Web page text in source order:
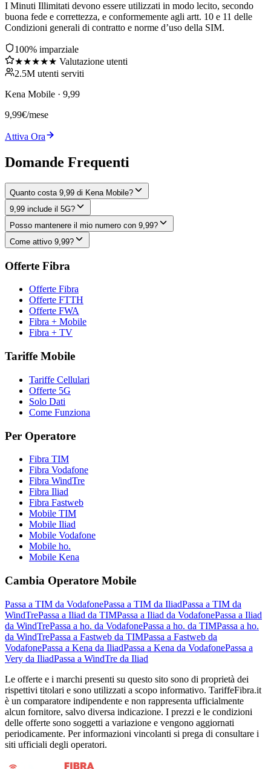
I Minuti Illimitati devono essere utilizzati in modo lecito, secondo
buona fede e correttezza, e conformemente agli artt. 10 e 11 delle
Condizioni generali di contratto e norme d’uso della SIM.
100% imparziale
★★★★★ Valutazione utenti
2.5M utenti serviti
Kena Mobile · 9,99
9,99€/mese
Attiva Ora
Domande Frequenti
Quanto costa 9,99 di Kena Mobile?
9,99 include il 5G?
Posso mantenere il mio numero con 9,99?
Come attivo 9,99?
Offerte Fibra
Offerte Fibra
Offerte FTTH
Offerte FWA
Fibra + Mobile
Fibra + TV
Tariffe Mobile
Tariffe Cellulari
Offerte 5G
Solo Dati
Come Funziona
Per Operatore
Fibra TIM
Fibra Vodafone
Fibra WindTre
Fibra Iliad
Fibra Fastweb
Mobile TIM
Mobile Iliad
Mobile Vodafone
Mobile ho.
Mobile Kena
Cambia Operatore Mobile
Passa a TIM da VodafonePassa a TIM da IliadPassa a TIM da
WindTrePassa a Iliad da TIMPassa a Iliad da VodafonePassa a Iliad
da WindTrePassa a ho. da VodafonePassa a ho. da TIMPassa a ho.
da WindTrePassa a Fastweb da TIMPassa a Fastweb da
VodafonePassa a Kena da IliadPassa a Kena da VodafonePassa a
Very da IliadPassa a WindTre da Iliad
Le offerte e i marchi presenti su questo sito sono di proprietà dei
rispettivi titolari e sono utilizzati a scopo informativo. TariffeFibra.it
è un comparatore indipendente e non rappresenta ufficialmente
alcun fornitore, salvo diversa indicazione. I prezzi e le condizioni
delle offerte sono soggetti a variazione e vengono aggiornati
periodicamente. Per informazioni vincolanti si prega di consultare i
siti ufficiali degli operatori.